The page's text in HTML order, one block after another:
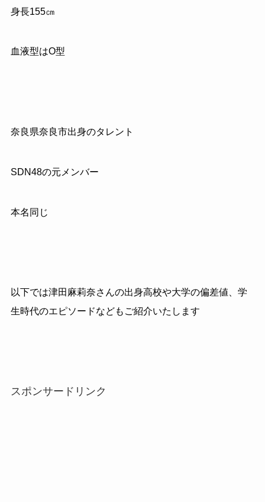
身長155㎝
血液型はO型
奈良県奈良市出身のタレント
SDN48の元メンバー
本名同じ
以下では津田麻莉奈さんの出身高校や大学の偏差値、学
生時代のエピソードなどもご紹介いたします
スポンサードリンク